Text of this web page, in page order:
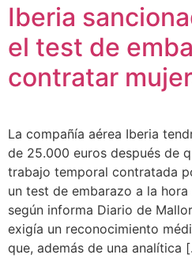
Iberia
el test de
contratar
La compañía aérea Iberia
de 25.000 euros después de
trabajo temporal contratada
un test de embarazo a la
según informa Diario de
exigía un reconocimiento
que, además de una analítica